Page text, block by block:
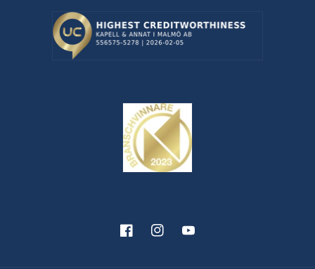
FacebookInstagramYouTube